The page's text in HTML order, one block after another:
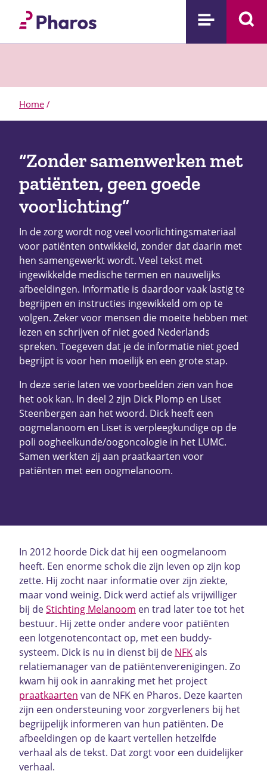
Home /
“Zonder samenwerken met
patiënten, geen goede
voorlichting”
In de zorg wordt nog veel voorlichtingsmateriaal
voor patiënten ontwikkeld, zonder dat daarin met
hen samengewerkt wordt. Veel tekst met
ingewikkelde medische termen en nauwelijks
afbeeldingen. Informatie is daardoor vaak lastig te
begrijpen en instructies ingewikkeld om op te
volgen. Zeker voor mensen die moeite hebben met
lezen en schrijven of niet goed Nederlands
spreken. Toegeven dat je de informatie niet goed
begrijpt is voor hen moeilijk en een grote stap.
In deze serie laten we voorbeelden zien van hoe
het ook kan. In deel 2 zijn Dick Plomp en Liset
Steenbergen aan het woord. Dick heeft een
oogmelanoom en Liset is verpleegkundige op de
poli oogheelkunde/oogoncologie in het LUMC.
Samen werkten zij aan praatkaarten voor
patiënten met een oogmelanoom.
In 2012 hoorde Dick dat hij een oogmelanoom
heeft. Een enorme schok die zijn leven op zijn kop
zette. Hij zocht naar informatie over zijn ziekte,
maar vond weinig. Dick werd actief als vrijwilliger
bij deStichting Melanoom en trad later toe tot het
bestuur. Hij zette onder andere voor patiënten
een lotgenotencontact op, met een buddy-
systeem. Dick is nu in dienst bij de NFKals
relatiemanager van de patiëntenverenigingen. Zo
kwam hij ook in aanraking met het project
praatkaarten van de NFK en Pharos. Deze kaarten
zijn een ondersteuning voor zorgverleners bij het
begrijpelijk informeren van hun patiënten. De
afbeeldingen op de kaart vertellen hetzelfde
verhaal als de tekst. Dat zorgt voor een duidelijker
verhaal.